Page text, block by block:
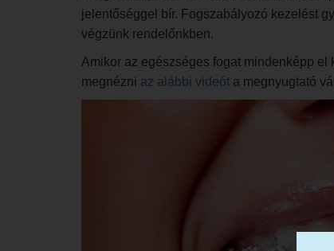
jelentőséggel bír. Fogszabályozó kezelést
végzünk rendelőnkben.
Amikor az egészséges fogat mindenképp
megnézni az alábbi videót a megnyugtató